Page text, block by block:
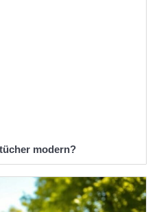
modern?